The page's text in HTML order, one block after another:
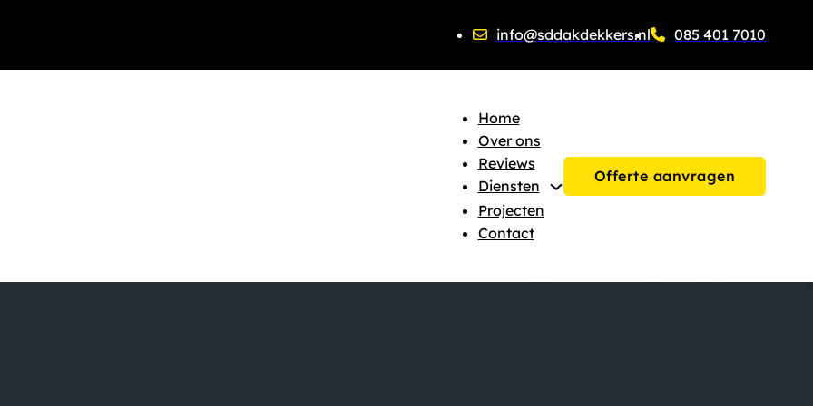
info@sddakdekkers.nl 085 401 7010
Home
Over ons
Reviews
Diensten
Projecten
Contact
Offerte aanvragen